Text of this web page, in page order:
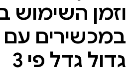
וזמן השימוש
במכשירים
גדול גדל פי 3